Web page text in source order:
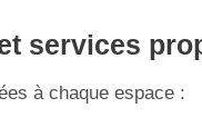
services
à chaque espace :